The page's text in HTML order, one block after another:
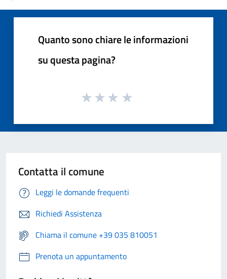
Quanto sono chiare le informazioni
su questa pagina?
Contatta il comune
Leggi le domande frequenti
Richiedi Assistenza
Chiama il comune +39 035 810051
Prenota un appuntamento